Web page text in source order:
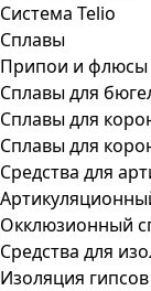
Система Telio
Сплавы
Припои и флюсы
Сплавы для
Сплавы для
Сплавы для
Средства для
Окклюзионный
Средства для
Изоляция